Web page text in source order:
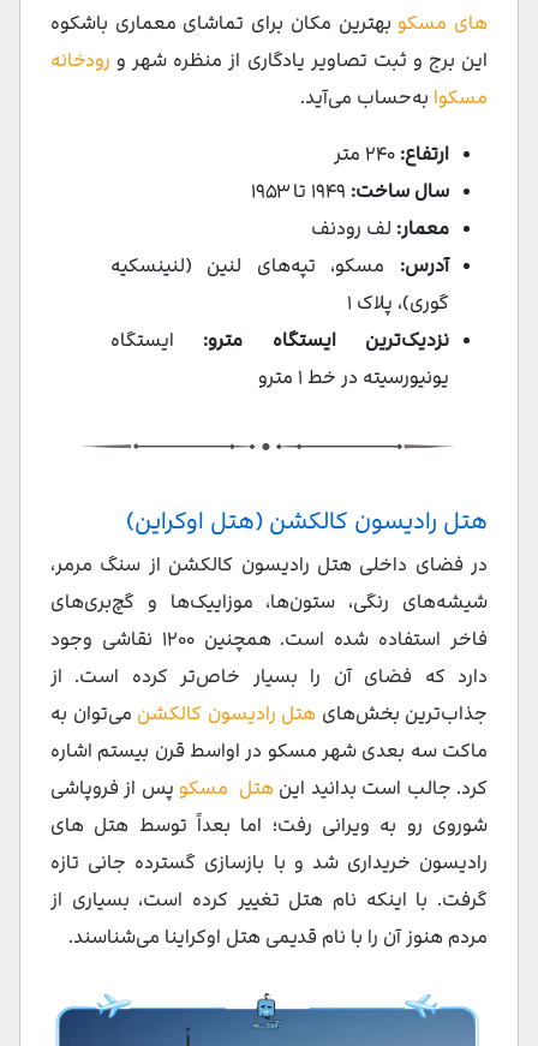
های مسکوبهترین مکان برای تماشای معماری باشکوه
این برج و ثبت تصاویر یادگاری از منظره شهر و رودخانه
مسکوا به‌حساب می‌آید.
ارتفاع:
سال ساخت: ۱۹۴۹ تا ۱۹۵۳
معمار: لف رودنف
آدرس: مسکو، تپه‌های لنین (لنینسکیه
گوری)، پلاک ۱
نزدیک‌ترین ایستگاه مترو: ایستگاه
یونیورسیته در خط ۱ مترو
هتل رادیسون کالکشن (هتل اوکراین)
در فضای داخلی هتل رادیسون کالکشن از سنگ مرمر،
شیشه‌های رنگی، ستون‌ها، موزاییک‌ها و گچ‌بری‌های
فاخر استفاده شده است. همچنین ۱۲۰۰ نقاشی وجود
دارد که فضای آن را بسیار خاص‌تر کرده است. از
جذاب‌ترین بخش‌های هتل رادیسون کالکشن می‌توان به
ماکت سه بعدی شهر مسکو در اواسط قرن بیستم اشاره
کرد. جالب است بدانید این هتل مسکوپس از فروپاشی
شوروی رو به ویرانی رفت؛ اما بعداً توسط هتل های
رادیسون خریداری شد و با بازسازی گسترده جانی تازه
گرفت. با اینکه نام هتل تغییر کرده است، بسیاری از
مردم هنوز آن را با نام قدیمی هتل اوکراینا می‌شناسند.